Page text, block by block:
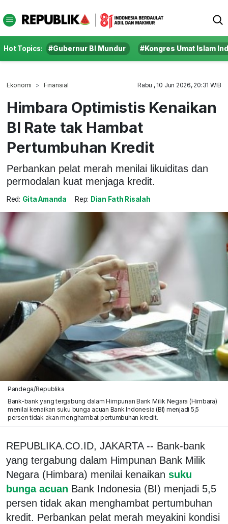
Hot Topics: #Gubernur BI Mundur #Kongres Umat Islam
Ekonomi Finansial Rabu , 10 Jun 2026, 20:31 WIB
Himbara Optimistis Kenaikan
BI Rate tak Hambat
Pertumbuhan Kredit
Perbankan pelat merah menilai likuiditas dan
permodalan kuat menjaga kredit.
Red: Gita Amanda Rep: Dian Fath Risalah
Pandega/Republika
Bank-bank yang tergabung dalam Himpunan Bank Milik Negara (Himbara)
menilai kenaikan suku bunga acuan Bank Indonesia (BI) menjadi 5,5
persen tidak akan menghambat pertumbuhan kredit.
REPUBLIKA.CO.ID, JAKARTA -- Bank-bank
yang tergabung dalam Himpunan Bank Milik
Negara (Himbara) menilai kenaikan suku
bunga acuan Bank Indonesia (BI) menjadi 5,5
persen tidak akan menghambat pertumbuhan
kredit. Perbankan pelat merah meyakini kondisi